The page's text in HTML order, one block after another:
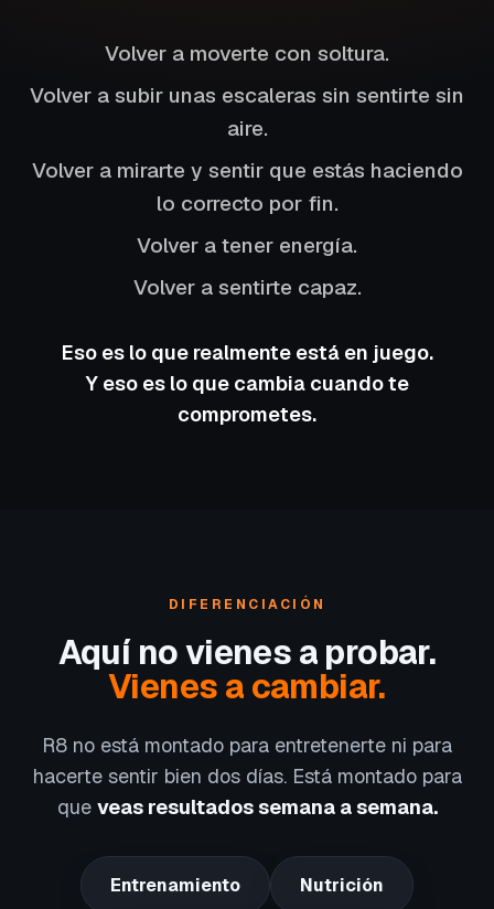
Volver a moverte con soltura.
Volver a subir unas escaleras sin sentirte sin
aire.
Volver a mirarte y sentir que estás haciendo
lo correcto por fin.
Volver a tener energía.
Volver a sentirte capaz.
Eso es lo que realmente está en juego.
Y eso es lo que cambia cuando te
comprometes.
DIFERENCIACIÓN
Aquí no vienes a probar.
Vienes a cambiar.
R8 no está montado para entretenerte ni para
hacerte sentir bien dos días. Está montado para
que veas resultados semana a semana.
Entrenamiento Nutrición